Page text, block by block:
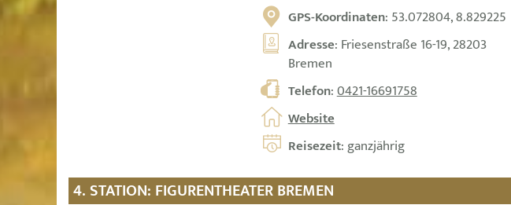
GPS-Koordinaten: 53.072804, 8.829225
Adresse: Friesenstraße 16-19, 28203
Bremen
Telefon:0421-16691758
Website
Reisezeit: ganzjährig
4. STATION: FIGURENTHEATER BREMEN